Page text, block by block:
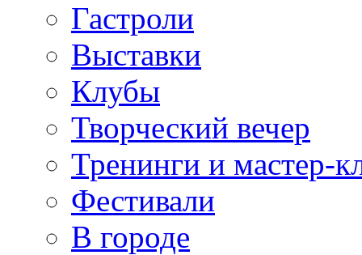
Гастроли
Выставки
Клубы
Творческий вечер
Тренинги и мастер-
Фестивали
В городе